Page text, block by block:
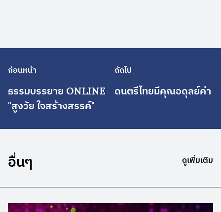
ก่อนหน้า
ธรรมบรรยาย ONLINE
"สูงวัย ใจสร้างสรรค์"
ถัดไป
ดนตรีไทยมีคุณอดุลย์ค่า
อื่นๆ ดูเพิ่มเติม